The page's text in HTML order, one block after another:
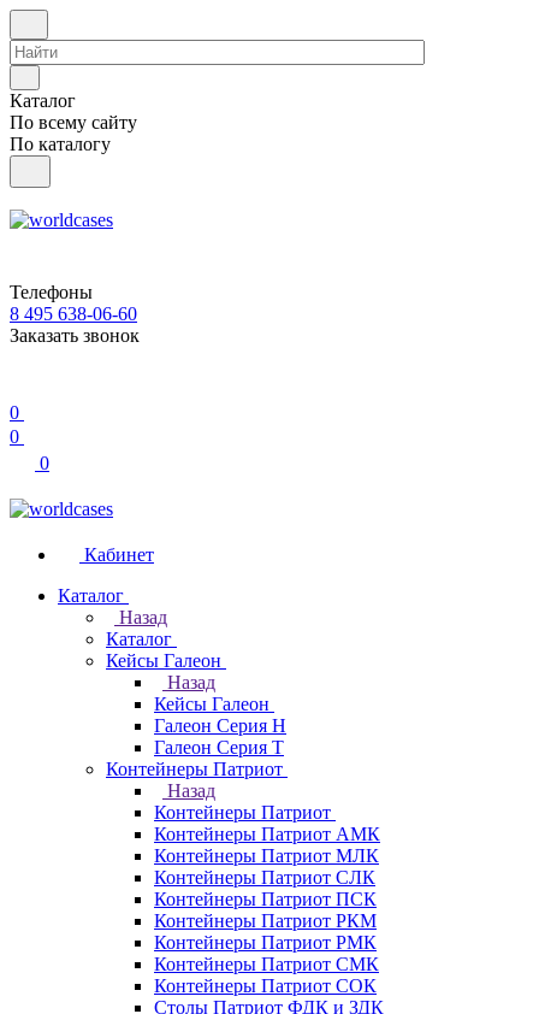
Каталог
По всему сайту
По каталогу
Телефоны
8 495 638-06-60
Заказать звонок
0
0
0
Кабинет
Каталог
Назад
Каталог
Кейсы Галеон
Назад
Кейсы Галеон
Галеон Серия Н
Галеон Серия Т
Контейнеры Патриот
Назад
Контейнеры Патриот
Контейнеры Патриот АМК
Контейнеры Патриот МЛК
Контейнеры Патриот CЛК
Контейнеры Патриот ПСК
Контейнеры Патриот РКМ
Контейнеры Патриот РМК
Контейнеры Патриот СМК
Контейнеры Патриот СОК
Столы Патриот ФДК и ЗДК